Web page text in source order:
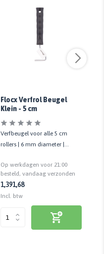
Flocx Verfrol Beugel
Klein - 5 cm
Verfbeugel voor alle 5 cm
rollers | 6 mm diameter |
Op werkdagen voor 21:00
besteld, vandaag verzonden
1,391,68
Incl. btw